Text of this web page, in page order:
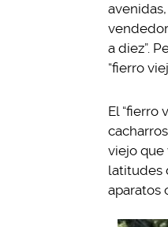
a diez”.
“fierro
El “fierro
viejo que
latitudes
aparatos